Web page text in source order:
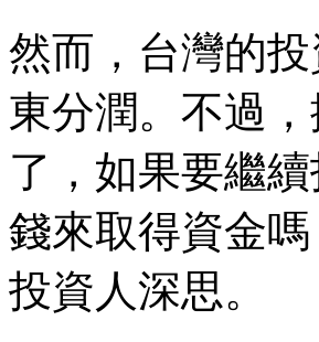
然而，台灣的
東分潤。不過
了，如果要繼
錢來取得資金
投資人深思。